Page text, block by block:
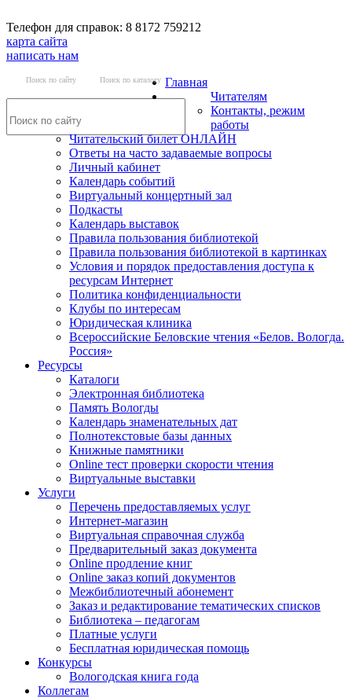
Телефон для справок: 8 8172 759212
карта сайта
написать нам
Поиск по сайту Поиск по каталогу Главная
Читателям
Контакты, режим
работы
Читательский билет ОНЛАЙН
Ответы на часто задаваемые вопросы
Личный кабинет
Календарь событий
Виртуальный концертный зал
Подкасты
Календарь выставок
Правила пользования библиотекой
Правила пользования библиотекой в картинках
Условия и порядок предоставления доступа к
ресурсам Интернет
Политика конфиденциальности
Клубы по интересам
Юридическая клиника
Всероссийские Беловские чтения «Белов. Вологда.
Россия»
Ресурсы
Каталоги
Электронная библиотека
Память Вологды
Календарь знаменательных дат
Полнотекстовые базы данных
Книжные памятники
Online тест проверки скорости чтения
Виртуальные выставки
Услуги
Перечень предоставляемых услуг
Интернет-магазин
Виртуальная справочная служба
Предварительный заказ документа
Online продление книг
Online заказ копий документов
Межбиблиотечный абонемент
Заказ и редактирование тематических списков
Библиотека – педагогам
Платные услуги
Бесплатная юридическая помощь
Конкурсы
Вологодская книга года
Коллегам